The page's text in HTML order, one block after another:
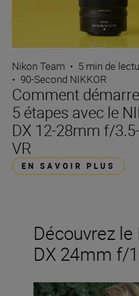
Nikon Team • 5 min de
• 90-Second NIKKOR
Comment
5 étapes avec le
DX 12-28mm f/
VR
EN SAVOIR PLUS
Découvrez le
DX 24mm f/
Le nouveau NIKKOR Z